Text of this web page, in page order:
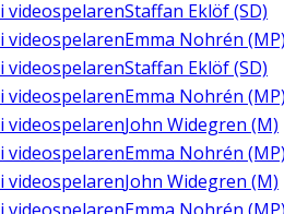
i videospelarenStaffan Eklöf (SD)
i videospelarenEmma Nohrén
i videospelarenStaffan Eklöf (SD)
i videospelarenEmma Nohrén
i videospelarenJohn Widegren (M)
i videospelarenEmma Nohrén
i videospelarenJohn Widegren (M)